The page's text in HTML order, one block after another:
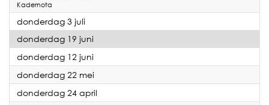
Kadernota
donderdag 3 juli
donderdag 19 juni
donderdag 12 juni
donderdag 22 mei
donderdag 24 april